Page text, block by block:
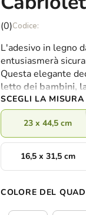
La
media
del
prodotto
è
0,0
su
stelle.
(0)
L'adesivo in legno
entusiasmerà
Questa elegante
letto dei bambini,
SCEGLI LA MISURA
23 x 44,5 cm
16,5 x 31,5 cm
COLORE DEL